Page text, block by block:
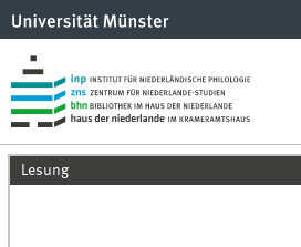
Lesung